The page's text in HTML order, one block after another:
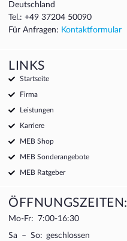
Deutschland
Tel.: +49 37204 50090
Für Anfragen: Kontaktformular
LINKS
Startseite
Firma
Leistungen
Karriere
MEB Shop
MEB Sonderangebote
MEB Ratgeber
ÖFFNUNGSZEITEN:
Mo-Fr: 7:00-16:30
Sa – So: geschlossen